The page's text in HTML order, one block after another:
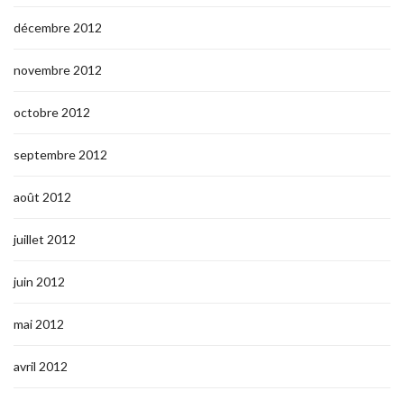
décembre 2012
novembre 2012
octobre 2012
septembre 2012
août 2012
juillet 2012
juin 2012
mai 2012
avril 2012